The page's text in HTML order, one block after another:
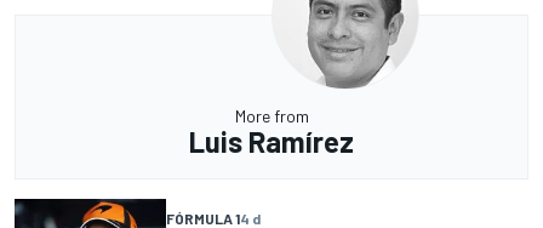
More from
Luis Ramírez
FÓRMULA 14 d